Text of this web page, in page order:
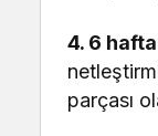
4. 6
parçası